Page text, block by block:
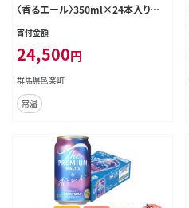
〈香るエール〉350ml×24本入り×1
ケース [お酒 ビール 缶 プレモル 群
寄付金額
24,500円
群馬県邑楽町
常温